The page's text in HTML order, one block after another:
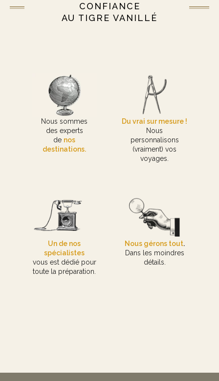
CONFIANCE
AU TIGRE VANILLÉ
Nous sommes
des experts
de nos
destinations.
Du vrai sur mesure !
Nous
personnalisons
(vraiment) vos
voyages.
Un de nos
spécialistes
vous est dédié pour
toute la préparation.
Nous gérons tout.
Dans les moindres
détails.